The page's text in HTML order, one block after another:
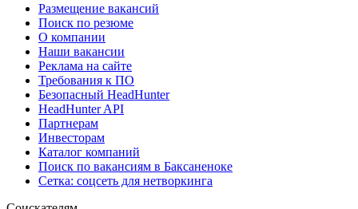
Размещение вакансий
Поиск по резюме
О компании
Наши вакансии
Реклама на сайте
Требования к ПО
Безопасный HeadHunter
HeadHunter API
Партнерам
Инвесторам
Каталог компаний
Поиск по вакансиям в Баксаненоке
Сетка: соцсеть для нетворкинга